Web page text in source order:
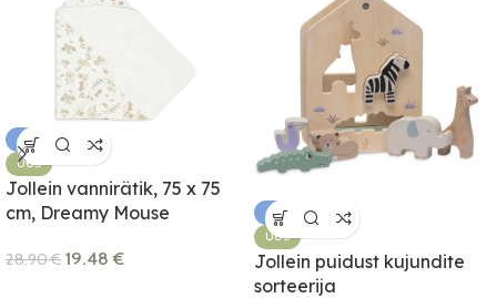
-33%
UUS
Jollein vannirätik, 75 x 75
cm, Dreamy Mouse
28.90€ 19.48€
-27%
UUS
Jollein puidust kujundite
sorteerija